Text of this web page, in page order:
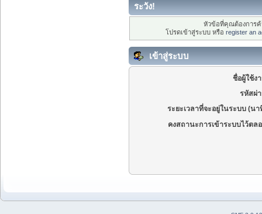
ระวัง!
หัวข้อที่คุณต้องการ
โปรดเข้าสู่ระบบ หรือ register an
เข้าสู่ระบบ
ชื่อผู้ใช้ง
รหัสผ่
ระยะเวลาที่จะอยู่ในระบบ (นา
คงสถานะการเข้าระบบไว้ตล